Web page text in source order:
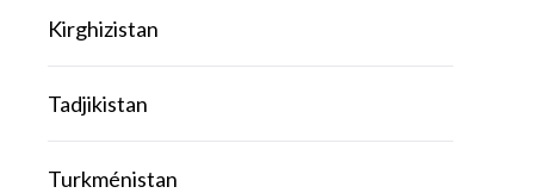
Kirghizistan
Tadjikistan
Turkménistan